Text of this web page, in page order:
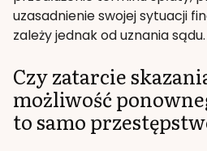
uzasadnienie swojej sytuacji
zależy jednak od uznania sądu.
Czy zatarcie
możliwość
to samo